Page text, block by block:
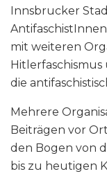
Innsbrucker
mit weiteren
die
Mehrere
Beiträgen vor
den Bogen von
bis zu heutigen